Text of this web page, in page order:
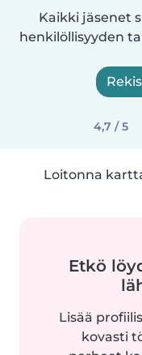
Kaikki jäsenet
henkilöllisyyden
4,7 / 5
Loitonna
Etkö
Lisää
kovasti